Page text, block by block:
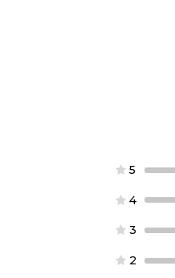
5
4
3
2